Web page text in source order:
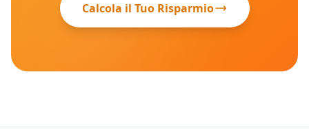
Calcola il Tuo Risparmio